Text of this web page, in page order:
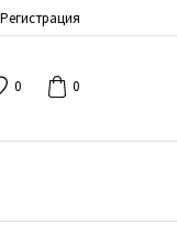
Регистрация
0 0